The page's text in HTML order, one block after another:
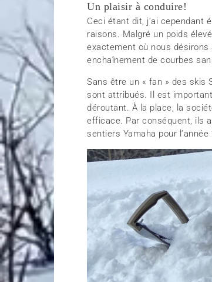
Un plaisir à conduire!
Ceci étant dit, j’ai cependant
raisons. Malgré un poids
exactement où nous désirons
enchaînement de courbes
Sans être un « fan » des skis
sont attribués. Il est
déroutant. À la place, la
efficace. Par conséquent, ils
sentiers Yamaha pour l’année